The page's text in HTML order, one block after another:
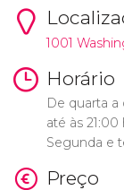
1001
Horário
De quarta a
até às 21:00
Segunda e
Preço